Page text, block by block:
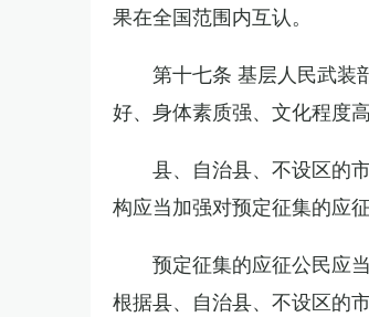
果在全国范围内互认。
第十七条 基层人民武装
好、身体素质强、文化程度
县、自治县、不设区的
构应当加强对预定征集的应
预定征集的应征公民应
根据县、自治县、不设区的